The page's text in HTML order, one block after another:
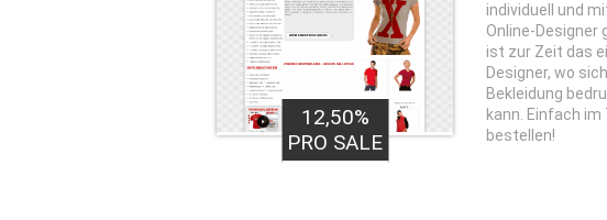
12,50%
PRO SALE
individuell und
Online-
ist zur Zeit das
Designer, wo
Bekleidung
kann. Einfach im
bestellen!